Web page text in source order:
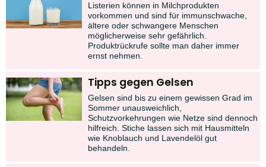
Listerien können in Milchprodukten
vorkommen und sind für immunschwache,
ältere oder schwangere Menschen
möglicherweise sehr gefährlich.
Produktrückrufe sollte man daher immer
ernst nehmen.
Tipps gegen Gelsen
Gelsen sind bis zu einem gewissen Grad im
Sommer unausweichlich,
Schutzvorkehrungen wie Netze sind dennoch
hilfreich. Stiche lassen sich mit Hausmitteln
wie Knoblauch und Lavendelöl gut
behandeln.